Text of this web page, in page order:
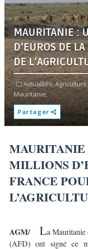
MAURITANIE :
D’EUROS DE
DE
Actualités,Agriculture,
Mauritanie,
Partager
MAURITANIE
MILLIONS
FRANCE
AGM/ La Mauritanie
(AFD) ont signé ce